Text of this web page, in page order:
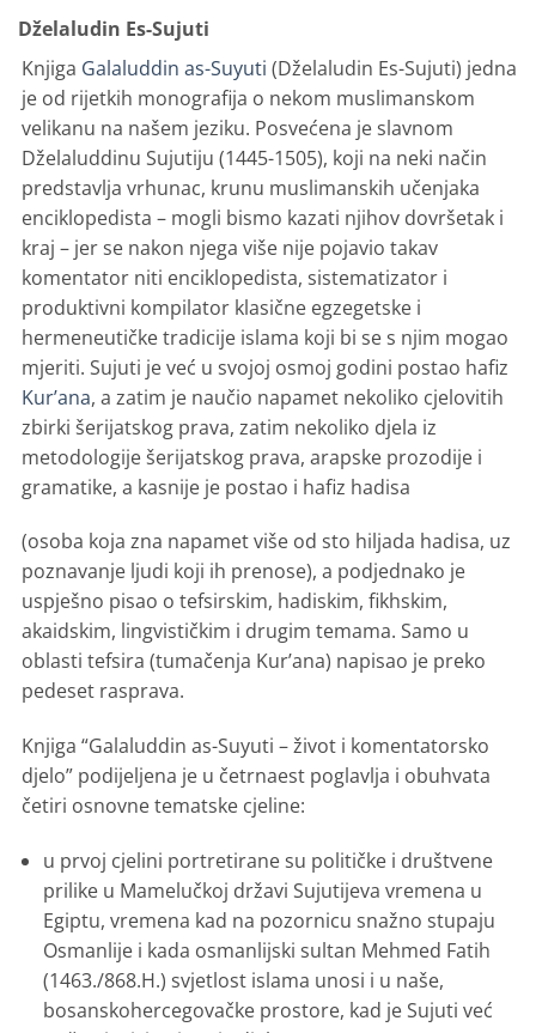
Dželaludin Es-Sujuti
Knjiga Galaluddin as-Suyuti (Dželaludin Es-Sujuti) jedna
je od rijetkih monografija o nekom muslimanskom
velikanu na našem jeziku. Posvećena je slavnom
Dželaluddinu Sujutiju (1445-1505), koji na neki način
predstavlja vr­hunac, krunu muslimanskih učenjaka
enciklopedista – mogli bismo kazati njihov dovršetak i
kraj – jer se nakon njega više nije pojavio takav
komentator niti enciklopedista, sistematizator i
produktivni kompilator klasične egzegetske i
hermeneutičke tradicije islama koji bi se s njim mogao
mjeriti. Sujuti je već u svojoj osmoj godini postao hafiz
Kur’ana, a zatim je naučio napamet nekoliko cjelovitih
zbirki šerijatskog prava, zatim nekoliko djela iz
metodologije šerijatskog prava, arapske prozodije i
gramatike, a kasnije je postao i hafiz hadisa
(osoba koja zna napamet više od sto hiljada hadisa, uz
poznavanje ljudi koji ih prenose), a podjednako je
uspješno pisao o tefsirskim, hadiskim, fikhskim,
akaidskim, lingvističkim i drugim temama. Samo u
oblasti tefsira (tumačenja Kur’ana) napisao je preko
pedeset rasprava.
Knjiga “Galaluddin as-Suyuti – život i komentatorsko
djelo” podijeljena je u četrnaest poglavlja i obuhvata
četiri os­novne tematske cjeline:
u prvoj cjelini portretirane su političke i društvene
prilike u Mamelučkoj državi Sujutijeva vremena u
Egiptu, vremena kad na pozornicu snažno stupaju
Osmanlije i kada osmanlijski sultan Mehmed Fatih
(1463./868.H.) svjetlost islama unosi i u naše,
bosanskohercegovačke prostore, kad je Sujuti već